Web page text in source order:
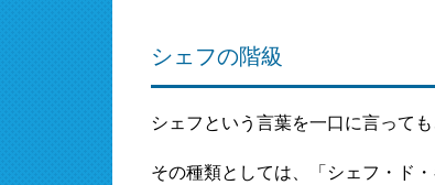
シェフの階級
シェフという言葉を一口に言って
その種類としては、「シェフ・ド